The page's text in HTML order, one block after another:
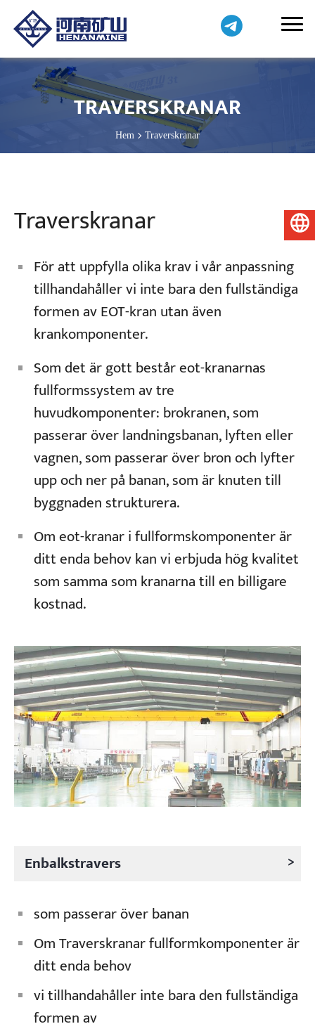
Projekt
Bloggar
Nyheter
Applikationer
Om oss
Kontakta oss
TRAVERSKRANAR
Hem Traverskranar
Traverskranar
För att uppfylla olika krav i vår anpassning
tillhandahåller vi inte bara den fullständiga
formen av EOT-kran utan även
krankomponenter.
Som det är gott består eot-kranarnas
fullformssystem av tre
huvudkomponenter: brokranen, som
passerar över landningsbanan, lyften eller
vagnen, som passerar över bron och lyfter
upp och ner på banan, som är knuten till
byggnaden strukturera.
Om eot-kranar i fullformskomponenter är
ditt enda behov kan vi erbjuda hög kvalitet
som samma som kranarna till en billigare
kostnad.
Enbalkstravers >
som passerar över banan
Om Traverskranar fullformkomponenter är
ditt enda behov
vi tillhandahåller inte bara den fullständiga
formen av
Svenska